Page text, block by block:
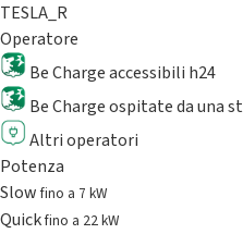
TESLA_R
Operatore
Be Charge accessibili h24
Be Charge ospitate da una
Altri operatori
Potenza
Slowfino a 7 kW
Quickfino a 22 kW